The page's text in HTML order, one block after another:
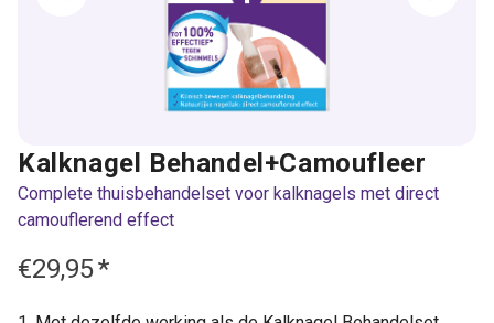
Kalknagel Behandel+Camoufleer
Complete thuisbehandelset voor kalknagels met direct
camouflerend effect
€29,95*